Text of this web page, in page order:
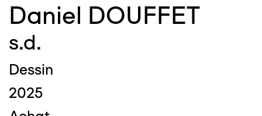
Daniel DOUFFET
s.d.
Dessin
2025